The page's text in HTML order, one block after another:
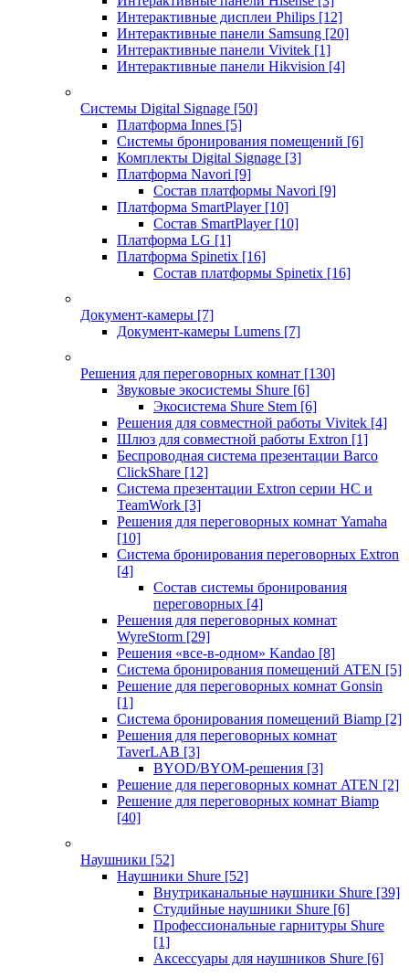
Интерактивные дисплеи Philips [12]
Интерактивные панели Samsung [20]
Интерактивные панели Vivitek [1]
Интерактивные панели Hikvision [4]
Системы Digital Signage [50]
Платформа Innes [5]
Системы бронирования помещений [6]
Комплекты Digital Signage [3]
Платформа Navori [9]
Состав платформы Navori [9]
Платформа SmartPlayer [10]
Состав SmartPlayer [10]
Платформа LG [1]
Платформа Spinetix [16]
Состав платформы Spinetix [16]
Документ-камеры [7]
Документ-камеры Lumens [7]
Решения для переговорных комнат [130]
Звуковые экосистемы Shure [6]
Экосистема Shure Stem [6]
Решения для совместной работы Vivitek [4]
Шлюз для совместной работы Extron [1]
Беспроводная система презентации Barco
ClickShare [12]
Система презентации Extron серии HC и
TeamWork [3]
Решения для переговорных комнат Yamaha
[10]
Система бронирования переговорных Extron
[4]
Состав системы бронирования
переговорных [4]
Решения для переговорных комнат
WyreStorm [29]
Решения «все-в-одном» Kandao [8]
Система бронирования помещений ATEN [5]
Решение для переговорных комнат Gonsin
[1]
Система бронирования помещений Biamp [2]
Решения для переговорных комнат
TaverLAB [3]
BYOD/BYOM-решения [3]
Решение для переговорных комнат ATEN [2]
Решение для переговорных комнат Biamp
[40]
Наушники [52]
Наушники Shure [52]
Внутриканальные наушники Shure [39]
Студийные наушники Shure [6]
Профессиональные гарнитуры Shure
[1]
Аксессуары для наушников Shure [6]